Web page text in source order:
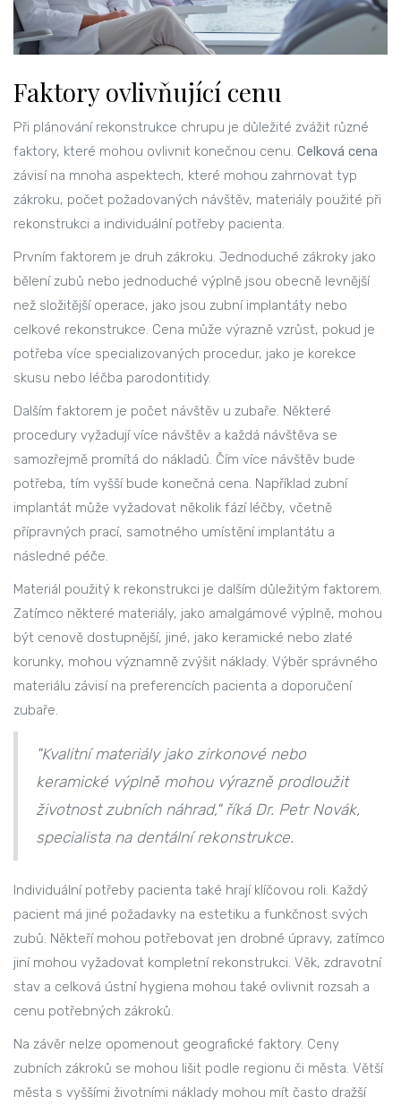
Faktory ovlivňující cenu
Při plánování rekonstrukce chrupu je důležité zvážit různé
faktory, které mohou ovlivnit konečnou cenu. Celková cena
závisí na mnoha aspektech, které mohou zahrnovat typ
zákroku, počet požadovaných návštěv, materiály použité při
rekonstrukci a individuální potřeby pacienta.
Prvním faktorem je druh zákroku. Jednoduché zákroky jako
bělení zubů nebo jednoduché výplně jsou obecně levnější
než složitější operace, jako jsou zubní implantáty nebo
celkové rekonstrukce. Cena může výrazně vzrůst, pokud je
potřeba více specializovaných procedur, jako je korekce
skusu nebo léčba parodontitidy.
Dalším faktorem je počet návštěv u zubaře. Některé
procedury vyžadují více návštěv a každá návštěva se
samozřejmě promítá do nákladů. Čím více návštěv bude
potřeba, tím vyšší bude konečná cena. Například zubní
implantát může vyžadovat několik fází léčby, včetně
přípravných prací, samotného umístění implantátu a
následné péče.
Materiál použitý k rekonstrukci je dalším důležitým faktorem.
Zatímco některé materiály, jako amalgámové výplně, mohou
být cenově dostupnější, jiné, jako keramické nebo zlaté
korunky, mohou významně zvýšit náklady. Výběr správného
materiálu závisí na preferencích pacienta a doporučení
zubaře.
"Kvalitní materiály jako zirkonové nebo
keramické výplně mohou výrazně prodloužit
životnost zubních náhrad," říká Dr. Petr Novák,
specialista na dentální rekonstrukce.
Individuální potřeby pacienta také hrají klíčovou roli. Každý
pacient má jiné požadavky na estetiku a funkčnost svých
zubů. Někteří mohou potřebovat jen drobné úpravy, zatímco
jiní mohou vyžadovat kompletní rekonstrukci. Věk, zdravotní
stav a celková ústní hygiena mohou také ovlivnit rozsah a
cenu potřebných zákroků.
Na závěr nelze opomenout geografické faktory. Ceny
zubních zákroků se mohou lišit podle regionu či města. Větší
města s vyššími životními náklady mohou mít často dražší